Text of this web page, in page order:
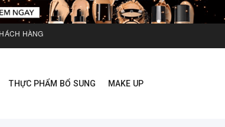
HÀNG
THỰC PHẨM BỔ SUNG MAKE UP